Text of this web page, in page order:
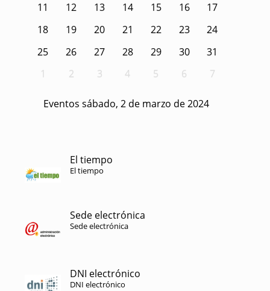
11
12 13 14 15 16
17
18
19 20 21 22 23
24
25
26 27 28 29 30
31
1
2 3 4 5 6 7
Eventos sábado, 2 de marzo de 2024
El tiempo
El tiempo
Sede electrónica
Sede electrónica
DNI electrónico
DNI electrónico